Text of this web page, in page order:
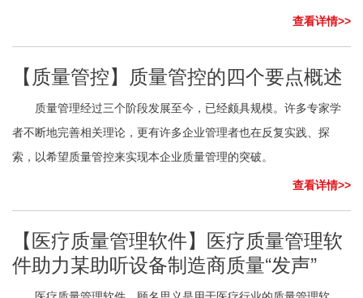
查看详情>>
【质量管控】质量管控的四个要点概述
质量管理经过三个阶段发展至今，已经颇具规模。许多专家学
者不断地完善相关理论，更有许多企业管理者也在反复实践、探
索，以希望质量管控来实现本企业质量管理的突破。
查看详情>>
【医疗质量管理软件】医疗质量管理软
件助力某助听设备制造商质量“发声”